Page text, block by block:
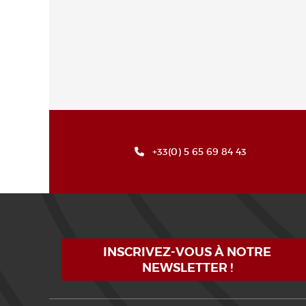
+33(0) 5 65 69 84 43
INSCRIVEZ-VOUS À NOTRE
NEWSLETTER !